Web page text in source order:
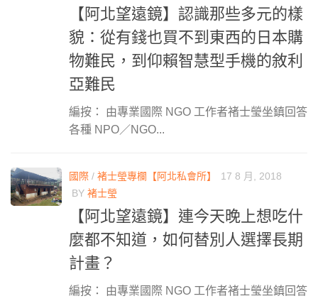
【阿北望遠鏡】認識那些多元的樣
貌：從有錢也買不到東西的日本購
物難民，到仰賴智慧型手機的敘利
亞難民
編按： 由專業國際 NGO 工作者褚士瑩坐鎮回答
各種 NPO／NGO...
國際 / 褚士瑩專欄【阿北私會所】
17 8 月, 2018
BY 褚士瑩
【阿北望遠鏡】連今天晚上想吃什
麼都不知道，如何替別人選擇長期
計畫？
編按： 由專業國際 NGO 工作者褚士瑩坐鎮回答